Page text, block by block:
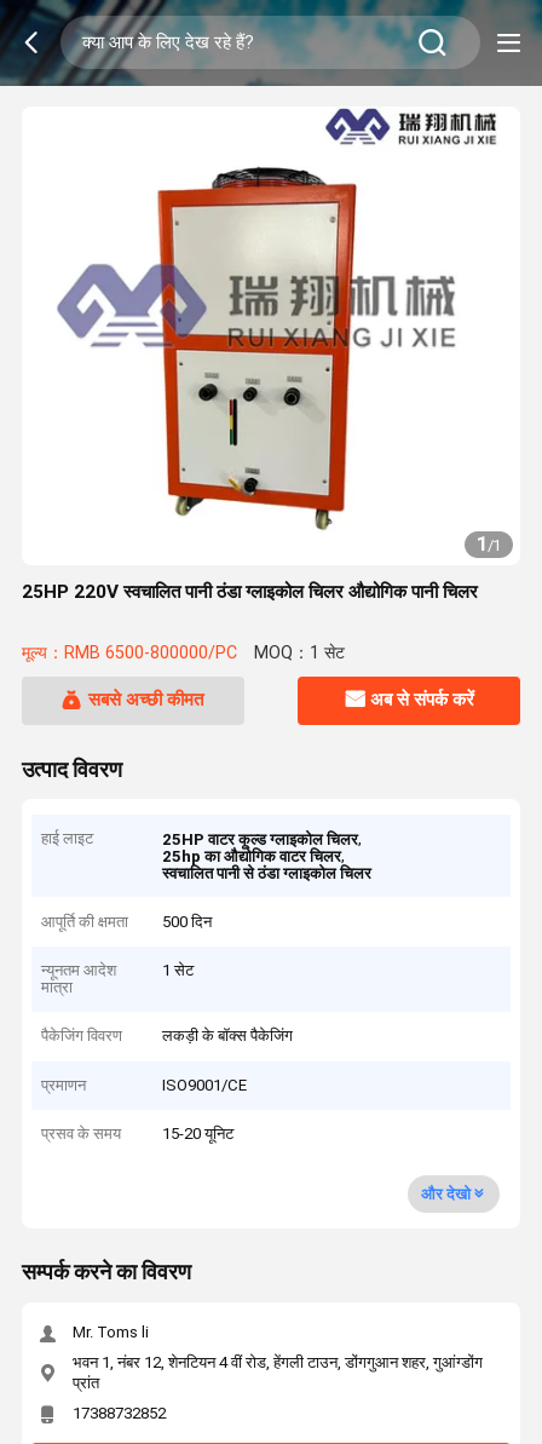
1/1
25HP 220V स्वचालित पानी ठंडा ग्लाइकोल चिलर औद्योगिक पानी चिलर
मूल्य：RMB 6500-800000/PC MOQ：1 सेट
सबसे अच्छी कीमत अब से संपर्क करें
उत्पाद विवरण
हाई लाइट 25HP वाटर कूल्ड ग्लाइकोल चिलर,
25hp का औद्योगिक वाटर चिलर,
स्वचालित पानी से ठंडा ग्लाइकोल चिलर
आपूर्ति की क्षमता 500 दिन
न्यूनतम आदेश
मात्रा
1 सेट
पैकेजिंग विवरण लकड़ी के बॉक्स पैकेजिंग
प्रमाणन ISO9001/CE
प्रसव के समय 15-20 यूनिट
और देखो
सम्पर्क करने का विवरण
Mr. Toms li
भवन 1, नंबर 12, शेनटियन 4 वीं रोड, हेंगली टाउन, डोंगगुआन शहर, गुआंग्डोंग
प्रांत
17388732852